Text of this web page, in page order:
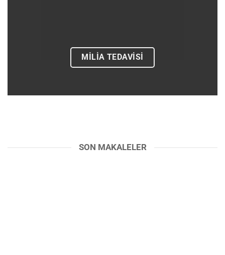
MILIA TEDAVISI
SON MAKALELER